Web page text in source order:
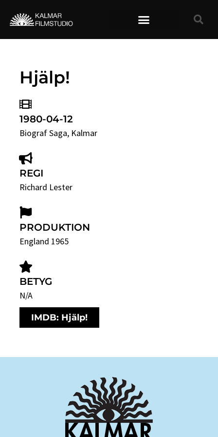
Hjälp!
1980-04-12
Biograf Saga, Kalmar
REGI
Richard Lester
PRODUKTION
England 1965
BETYG
N/A
IMDB: Hjälp!